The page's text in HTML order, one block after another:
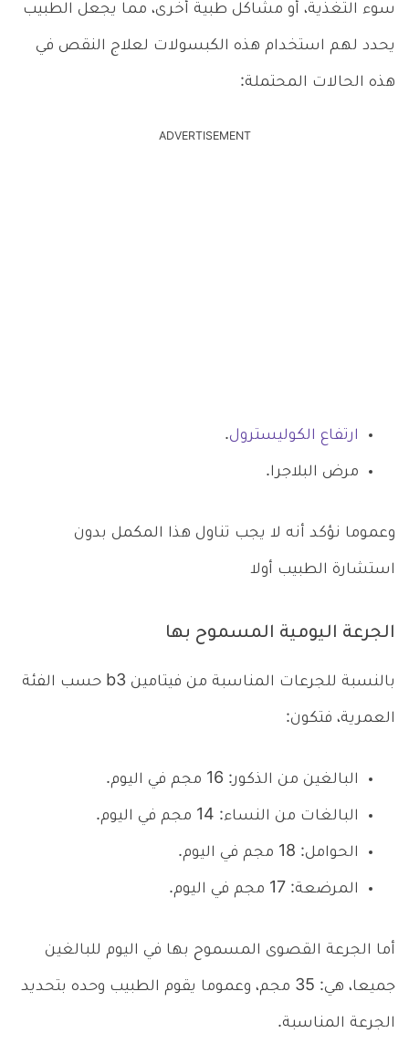
سوء التغذية، أو مشاكل طبية أخرى، مما يجعل الطبيب
يحدد لهم استخدام هذه الكبسولات لعلاج النقص في
هذه الحالات المحتملة:
ADVERTISEMENT
ارتفاع الكوليسترول.
مرض البلاجرا.
وعموما نؤكد أنه لا يجب تناول هذا المكمل بدون
استشارة الطبيب أولا
الجرعة اليومية المسموح بها
بالنسبة للجرعات المناسبة من فيتامين b3 حسب الفئة
العمرية، فتكون:
البالغين من الذكور: 16 مجم في اليوم.
البالغات من النساء: 14 مجم في اليوم.
الحوامل: 18 مجم في اليوم.
المرضعة: 17 مجم في اليوم.
أما الجرعة القصوى المسموح بها في اليوم للبالغين
جميعا، هي: 35 مجم، وعموما يقوم الطبيب وحده بتحديد
الجرعة المناسبة.